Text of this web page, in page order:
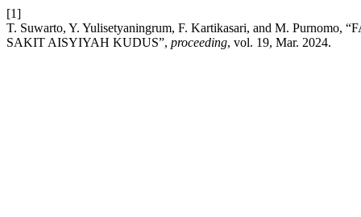
[1]
T. Suwarto, Y. Yulisetyaningrum, F. Kartikasari, and M.
SAKIT AISYIYAH KUDUS”, proceeding, vol. 19, Mar. 2024.